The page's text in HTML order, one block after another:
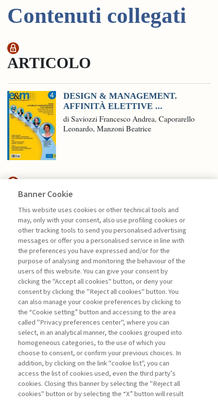
Contenuti collegati
ARTICOLO
DESIGN & MANAGEMENT.
AFFINITÀ ELETTIVE ...
di Saviozzi Francesco Andrea, Caporarello
Leonardo, Manzoni Beatrice
E&MPODCAST
RIPENSARE L’INNOVAZIONE: LE
SFIDE ...
di Paola Cillo
La consultazione dei libri è riservata esclusivamente
agli abbonati Premium
Legenda: Accedi Per registrati Per abbonati
Banner Cookie
This website uses cookies or other technical tools and
may, only with your consent, also use profiling cookies or
other tracking tools to send you personalised advertising
messages or offer you a personalised service in line with
the preferences you have expressed and/or for the
purpose of analysing and monitoring the behaviour of the
users of this website. You can give your consent by
clicking the "Accept all cookies" button, or deny your
consent by clicking the "Reject all cookies" button. You
can also manage your cookie preferences by clicking to
the “Cookie setting” button and accessing to the area
called "Privacy preferences center", where you can
select, in an analytical manner, the cookies grouped into
homogeneous categories, to the use of which you
choose to consent, or confirm your previous choices. In
addition, by clicking on the link "cookie list", you can
access the list of cookies used, even the third party’s
cookies. Closing this banner by selecting the "Reject all
cookies" button or by selecting the “X” button will result